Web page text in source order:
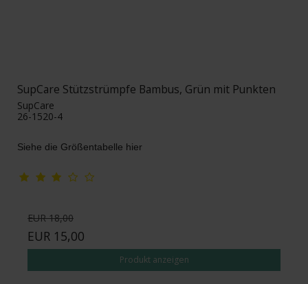
SupCare Stützstrümpfe Bambus, Grün mit Punkten
SupCare
26-1520-4
Siehe die Größentabelle hier
EUR 18,00
EUR 15,00
Produkt anzeigen